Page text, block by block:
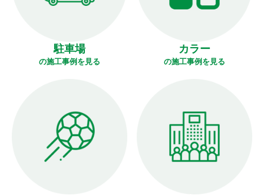
駐車場
の施工事例を見る
カラー
の施工事例を見る